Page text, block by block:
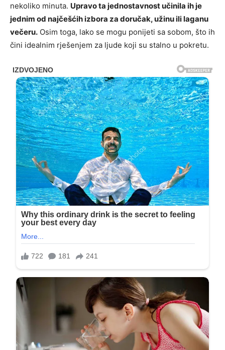
nekoliko minuta. Upravo ta jednostavnost učinila ih je
jednim od najčešćih izbora za doručak, užinu ili laganu
večeru. Osim toga, lako se mogu ponijeti sa sobom, što ih
čini idealnim rješenjem za ljude koji su stalno u pokretu.